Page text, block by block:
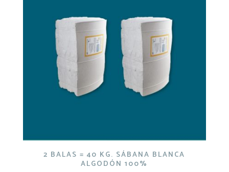
2 BALAS = 40 KG. SÁBANA BLANCA
ALGODÓN 100%